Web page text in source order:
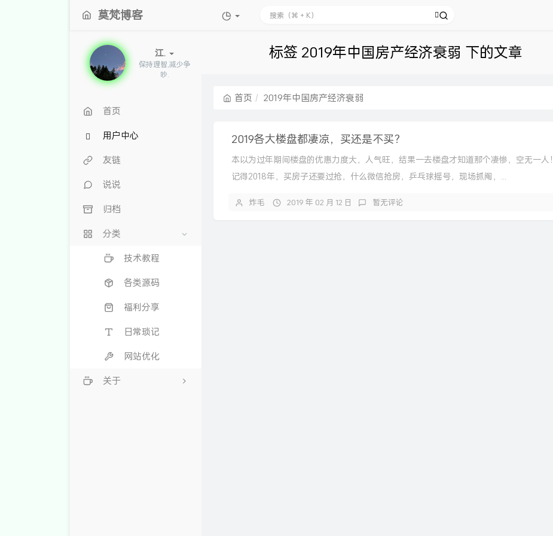
莫梵博客
江.
保持理智,减少争
吵.
首页
用户中心
友链
说说
归档
分类
技术教程
各类源码
福利分享
日常琐记
网站优化
关于
标签 2019年中国房产经济衰弱 下的文章
首页 2019年中国房产经济衰弱
2019各大楼盘都凄凉，买还是不买？
本以为过年期间楼盘的优惠力度大，人气旺，结果一去楼盘才知道那个凄惨，空无一人！
记得2018年，买房子还要过抢，什么微信抢房，乒乓球摇号，现场抓阄，...
炸毛 2019 年 02 月 12 日 暂无评论